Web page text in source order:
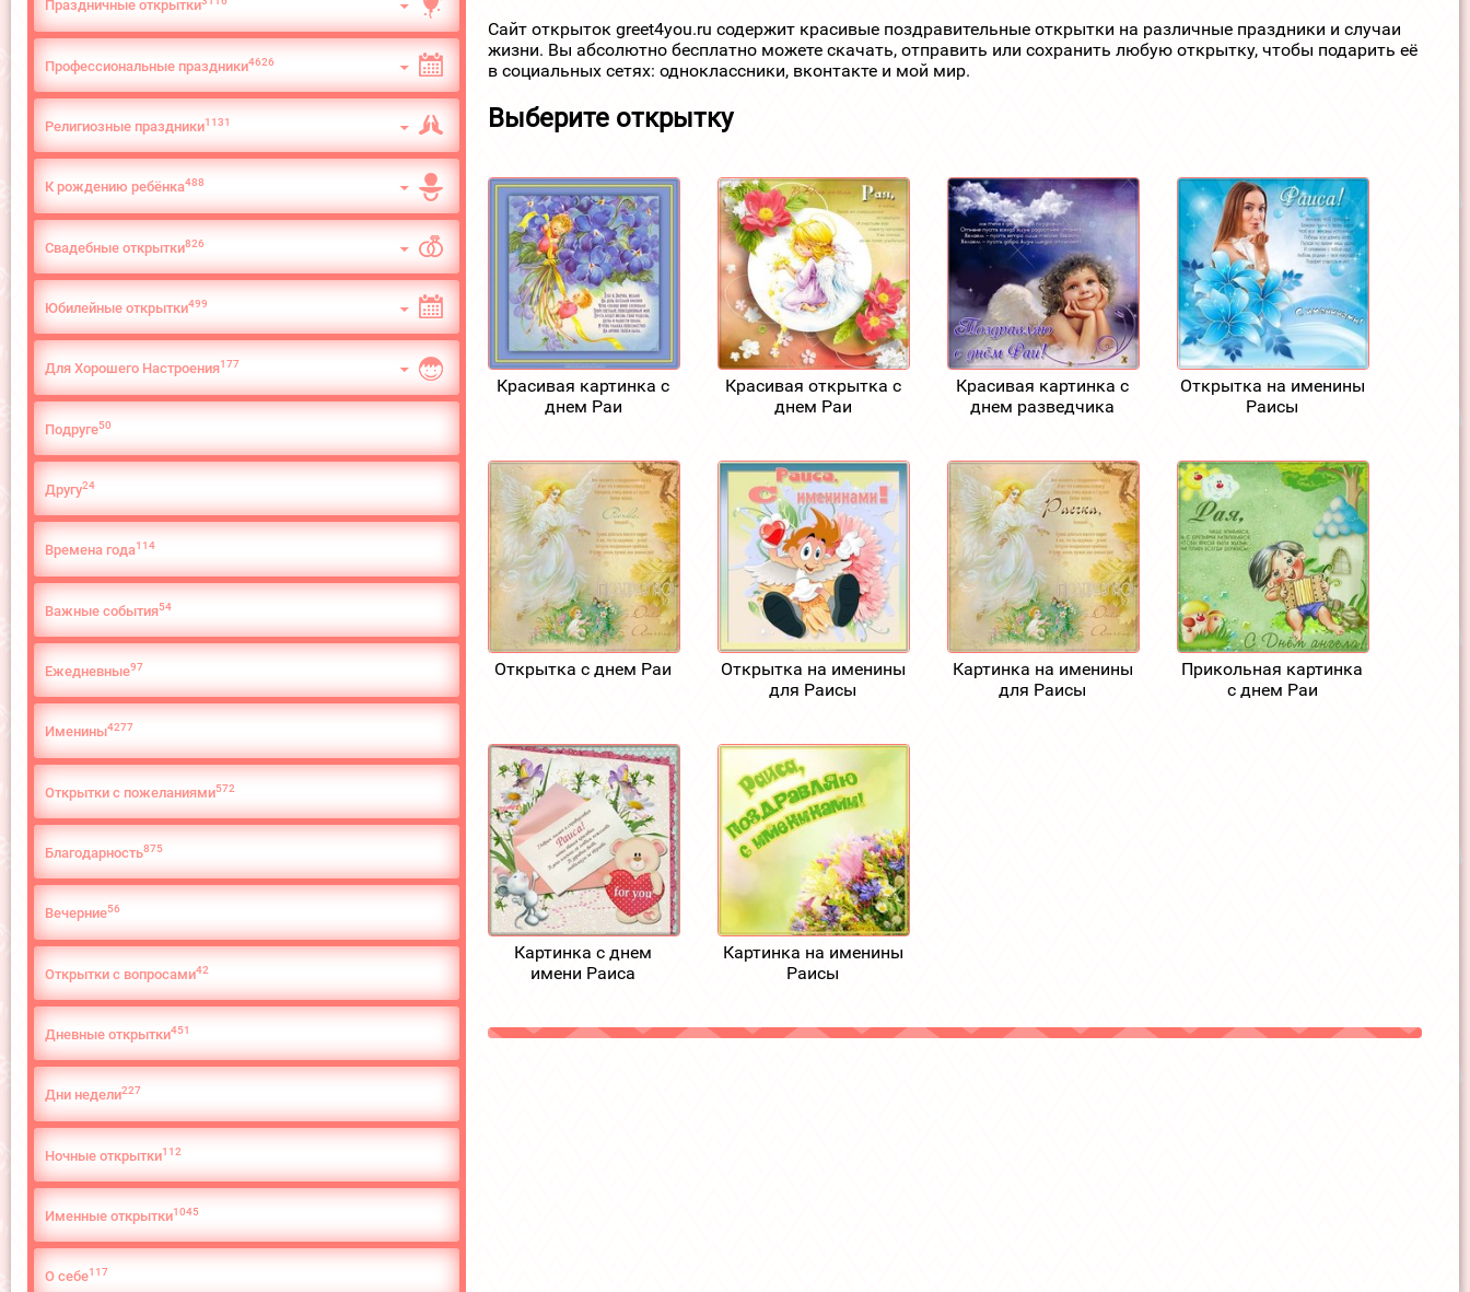
Праздничные открытки
Профессиональные праздники4626
Религиозные праздники1131
К рождению ребёнка488
Свадебные открытки826
Юбилейные открытки499
Для Хорошего Настроения177
Подруге50
Другу24
Времена года114
Важные события54
Ежедневные97
Именины4277
Открытки с пожеланиями572
Благодарность875
Вечерние56
Открытки с вопросами42
Дневные открытки451
Дни недели227
Ночные открытки112
Именные открытки1045
О cебе117
Сайт открыток greet4you.ru содержит красивые поздравительные открытки на различные праздники и случаи
жизни. Вы абсолютно бесплатно можете скачать, отправить или сохранить любую открытку, чтобы подарить её
в социальных сетях: одноклассники, вконтакте и мой мир.
Выберите открытку
Красивая картинка с
днем Раи
Красивая открытка с
днем Раи
Красивая картинка с
днем разведчика
Открытка на именины
Раисы
Открытка с днем Раи
Открытка на именины
для Раисы
Картинка на именины
для Раисы
Прикольная картинка
с днем Раи
Картинка с днем
имени Раиса
Картинка на именины
Раисы